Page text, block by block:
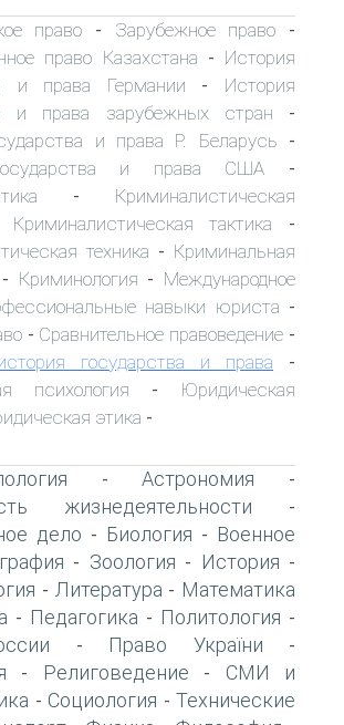
право - Зарубежное право -
право Казахстана - История
и права Германии - История
и права зарубежных стран -
и права Р. Беларусь -
и права США -
- Криминалистическая
Криминалистическая тактика -
техника - Криминальная
- Криминология - Международное
навыки юриста -
- Сравнительное правоведение -
государства и права -
психология -
Юридическая
этика -
-Астрономия -
жизнедеятельности -
дело - Биология - Военное
- Зоология - История -
- Литература - Математика
- Педагогика - Политология -
- Право України -
- Религоведение - СМИ и
- Социология - Технические